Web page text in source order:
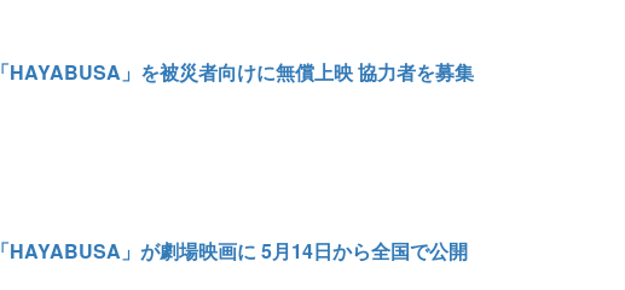
「HAYABUSA」を被災者向けに無償上映 協力者を募集
「HAYABUSA」が劇場映画に 5月14日から全国で公開